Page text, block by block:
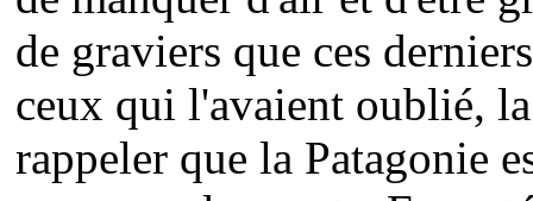
de graviers que ces
ceux qui l'avaient oublié,
rappeler que la Patagonie